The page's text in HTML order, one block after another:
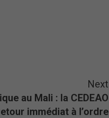
Next
au Mali : la CEDEAO
immédiat à l’ordre